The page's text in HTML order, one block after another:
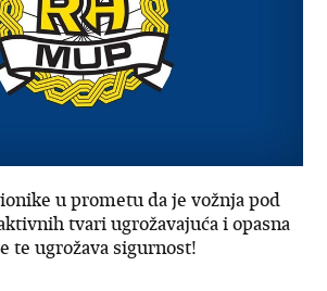
u prometu da je vožnja pod
tvari ugrožavajuća i opasna
te ugrožava sigurnost!